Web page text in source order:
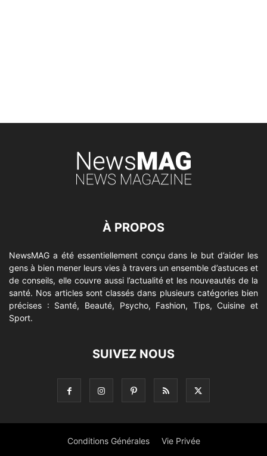
À PROPOS
NewsMAG a été essentiellement conçu dans le but d’aider les
gens à bien mener leurs vies à travers un ensemble d’astuces et
de conseils, elle couvre aussi l’actualité et les nouveautés de la
santé. Nos articles sont classés dans plusieurs catégories bien
précises : Santé, Beauté, Psycho, Fashion, Tips, Cuisine et
Sport.
SUIVEZ NOUS
Conditions Générales Vie Privée